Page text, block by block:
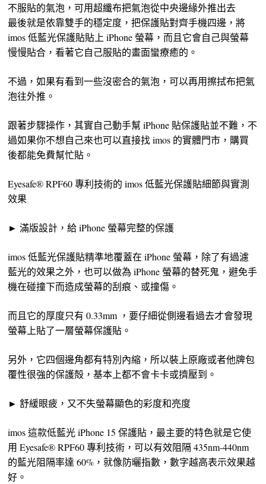
不服貼的氣泡，可用超纖布把氣泡從中央邊緣外推出去
最後就是依靠雙手的穩定度，把保護貼對齊手機四邊，將
imos 低藍光保護貼貼上 iPhone 螢幕，而且它會自己與螢幕
慢慢貼合，看著它自己服貼的畫面蠻療癒的。
不過，如果有看到一些沒密合的氣泡，可以再用擦拭布把氣
泡往外推。
跟著步驟操作，其實自己動手幫 iPhone 貼保護貼並不難，不
過如果你不想自己來也可以直接找 imos 的實體門市，購買
後都能免費幫忙貼。
Eyesafe® RPF60 專利技術的 imos 低藍光保護貼細節與實測
效果
► 滿版設計，給 iPhone 螢幕完整的保護
imos 低藍光保護貼精準地覆蓋在 iPhone 螢幕，除了有過濾
藍光的效果之外，也可以做為 iPhone 螢幕的替死鬼，避免手
機在碰撞下而造成螢幕的刮痕、或撞傷。
而且它的厚度只有 0.33mm ，要仔細從側邊看過去才會發現
螢幕上貼了一層螢幕保護貼。
另外，它四個邊角都有特別內縮，所以裝上原廠或者他牌包
覆性很強的保護殻，基本上都不會卡卡或擠壓到。
► 舒緩眼疲，又不失螢幕顯色的彩度和亮度
imos 這款低藍光 iPhone 15 保護貼，最主要的特色就是它使
用 Eyesafe® RPF60 專利技術，可以有效阻隔 435nm-440nm
的藍光阻隔率達 60%，就像防曬指數，數字越高表示效果越
好。